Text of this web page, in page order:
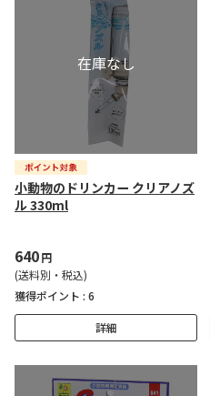
小動物のドリンカー クリアノズ
ル 330ml
640円
(送料別・税込)
獲得ポイント : 6
詳細